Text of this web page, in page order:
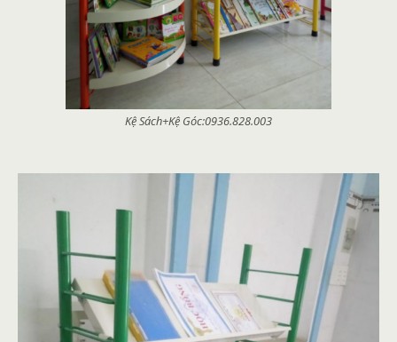
Kệ Sách+Kệ Góc:0936.828.003